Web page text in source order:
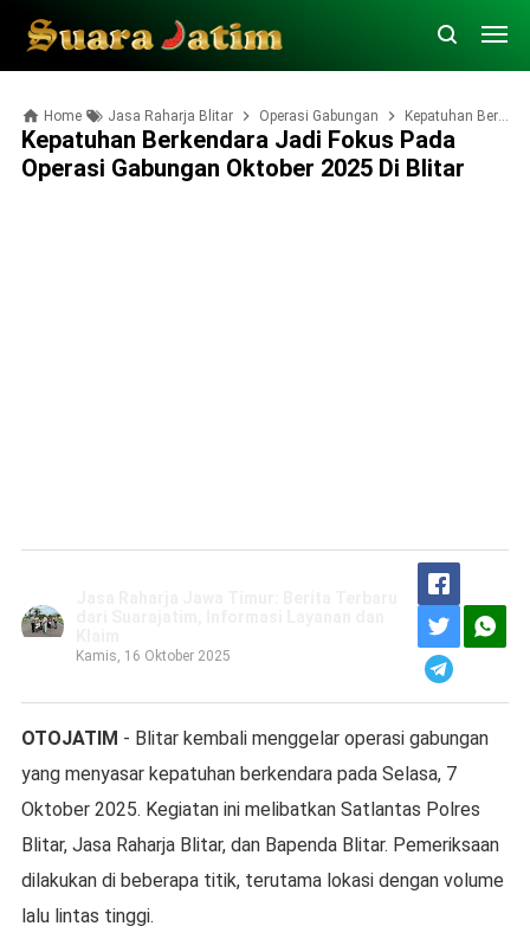
Home Jasa Raharja Blitar Operasi Gabungan Kepatuhan Berkendara Jadi Fokus pada Operasi Gabungan Oktober 2025 di Blitar
Kepatuhan Berkendara Jadi Fokus Pada
Operasi Gabungan Oktober 2025 Di Blitar
Kamis, 16 Oktober 2025
OTOJATIM - Blitar kembali menggelar operasi gabungan
yang menyasar kepatuhan berkendara pada Selasa, 7
Oktober 2025. Kegiatan ini melibatkan Satlantas Polres
Blitar, Jasa Raharja Blitar, dan Bapenda Blitar. Pemeriksaan
dilakukan di beberapa titik, terutama lokasi dengan volume
lalu lintas tinggi.